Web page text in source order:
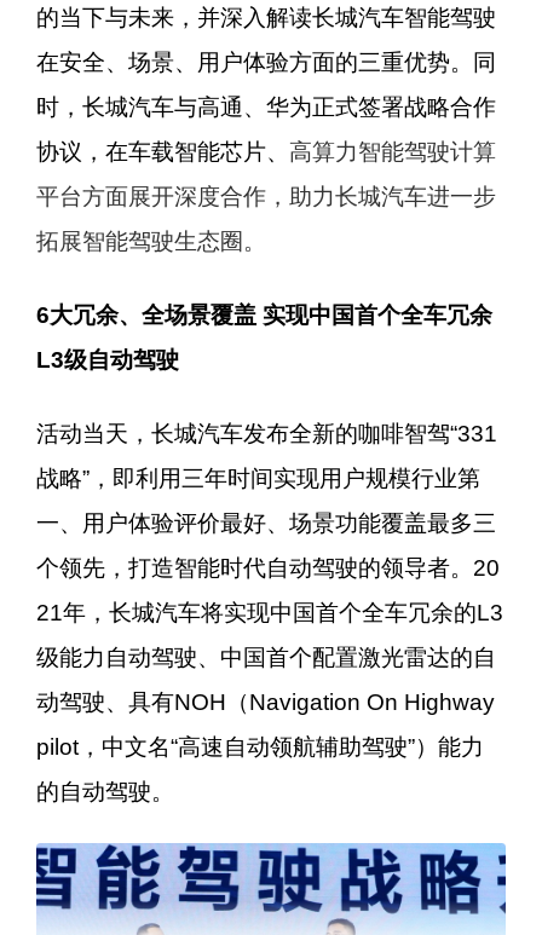
的当下与未来，并深入解读长城汽车智能驾驶
在安全、场景、用户体验方面的三重优势。同
时，长城汽车与高通、华为正式签署战略合作
协议，在车载智能芯片、 高算力智能驾驶计算
平台方面展开深度合作，助力长城汽车进一步
拓展智能驾驶生态圈。
6大冗余、全场景覆盖 实现中国首个全车冗余
L3级自动驾驶
活动当天，长城汽车发布全新的咖啡智驾“331
战略”，即利用三年时间实现用户规模行业第
一、用户体验评价最好、场景功能覆盖最多三
个领先，打造智能时代自动驾驶的领导者。20
21年，长城汽车将实现中国首个全车冗余的L3
级能力自动驾驶、中国首个配置激光雷达的自
动驾驶、具有NOH（Navigation On Highway
pilot，中文名“高速自动领航辅助驾驶”）能力
的自动驾驶。